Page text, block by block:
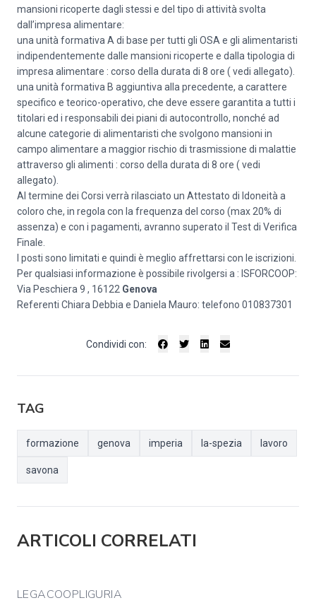
mansioni ricoperte dagli stessi e del tipo di attività svolta
dall’impresa alimentare:
una unità formativa A di base per tutti gli OSA e gli alimentaristi
indipendentemente dalle mansioni ricoperte e dalla tipologia di
impresa alimentare : corso della durata di 8 ore ( vedi allegato).
una unità formativa B aggiuntiva alla precedente, a carattere
specifico e teorico-operativo, che deve essere garantita a tutti i
titolari ed i responsabili dei piani di autocontrollo, nonché ad
alcune categorie di alimentaristi che svolgono mansioni in
campo alimentare a maggior rischio di trasmissione di malattie
attraverso gli alimenti : corso della durata di 8 ore ( vedi
allegato).
Al termine dei Corsi verrà rilasciato un Attestato di Idoneità a
coloro che, in regola con la frequenza del corso (max 20% di
assenza) e con i pagamenti, avranno superato il Test di Verifica
Finale.
I posti sono limitati e quindi è meglio affrettarsi con le iscrizioni.
Per qualsiasi informazione è possibile rivolgersi a : ISFORCOOP:
Via Peschiera 9 , 16122 Genova
Referenti Chiara Debbia e Daniela Mauro: telefono 010837301
Condividi con:
TAG
formazione genova imperia la-spezia lavoro
savona
ARTICOLI CORRELATI
LEGACOOPLIGURIA